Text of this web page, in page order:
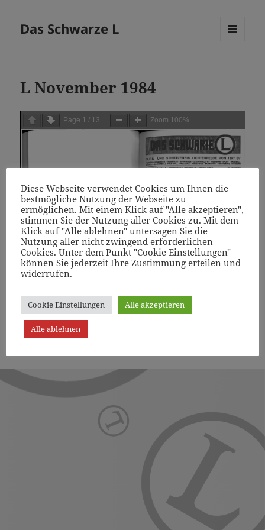
Das Schwarze L
L November 1984
Page 1 / 13 Zoom 100%
Page1/13 Zoom100%
Diese Webseite verwendet Cookies um Ihnen die
bestmögliche Nutzung der Webseite zu
ermöglichen. Mit einem Klick auf "Alle akzeptieren",
stimmen Sie der Nutzung aller Cookies zu. Mit dem
Klick auf "Alle ablehnen" untersagen Sie die
Nutzung aller nicht zwingend erforderlichen
Cookies. Unter dem Punkt "Cookie Einstellungen"
können Sie jederzeit Ihre Zustimmung erteilen und
widerrufen.
Cookie Einstellungen Alle akzeptieren
Alle ablehnen